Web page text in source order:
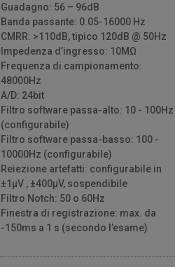
Guadagno: 56 – 96dB
Banda passante: 0.05-16000 Hz
CMRR: >110dB, tipico 120dB @ 50Hz
Impedenza d’ingresso: 10MΩ
Frequenza di campionamento:
48000Hz
A/D: 24bit
Filtro software passa-alto: 10 - 100Hz
(configurabile)
Filtro software passa-basso: 100 -
10000Hz (configurabile)
Reiezione artefatti: configurabile in
±1µV , ±400µV, sospendibile
Filtro Notch: 50 o 60Hz
Finestra di registrazione: max. da
-150ms a 1 s (secondo l’esame)